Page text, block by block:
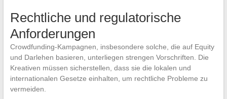
Rechtliche und regulatorische
Anforderungen
Crowdfunding-Kampagnen, insbesondere solche, die auf Equity
und Darlehen basieren, unterliegen strengen Vorschriften. Die
Kreativen müssen sicherstellen, dass sie die lokalen und
internationalen Gesetze einhalten, um rechtliche Probleme zu
vermeiden.